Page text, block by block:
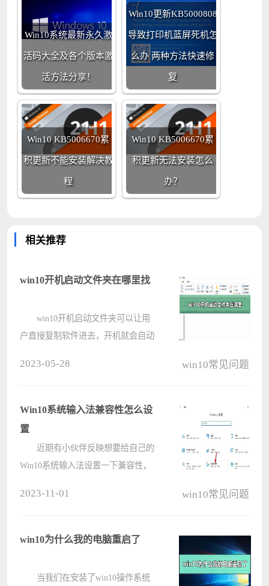
Win10系统最新永久激
活码大全及各个版本激
活方法分享！
Win10更新KB5000808
导致打印机蓝屏死机怎
么办 两种方法快速修
复
Win10 KB5006670累
积更新不能安装解决教
程
Win10 KB5006670累
积更新无法安装怎么
办？
相关推荐
win10开机启动文件夹在哪里找
win10开机启动文件夹可以让用
户直接复制软件进去，开机就会自动
件夹在哪里 方法一： ????
2023-05-28 win10常见问题
Win10系统输入法兼容性怎么设
置
近期有小伙伴反映想要给自己的
Win10系统输入法设置一下兼容性，
需要的小伙伴可以来看一看。 设
2023-11-01 win10常见问题
win10为什么我的电脑重启了
当我们在安装了win10操作系统